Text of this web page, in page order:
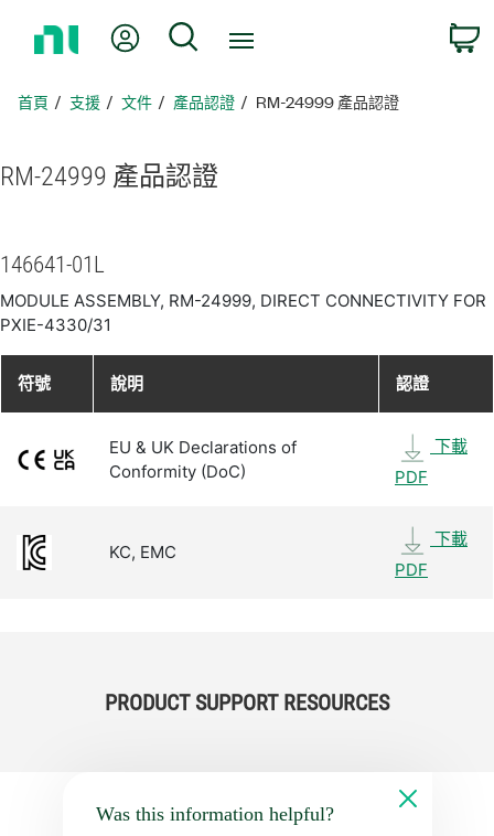
頁
我的帳號 搜尋
首頁 支援 文件 產品認證 RM-24999 產品認證
RM-24999 產品認證
146641-01L
MODULE ASSEMBLY, RM-24999, DIRECT CONNECTIVITY FOR
PXIE-4330/31
符號 說明 認證
EU & UK Declarations of
Conformity (DoC)
下載
PDF
KC, EMC
下載
PDF
PRODUCT SUPPORT RESOURCES
Was this information helpful?